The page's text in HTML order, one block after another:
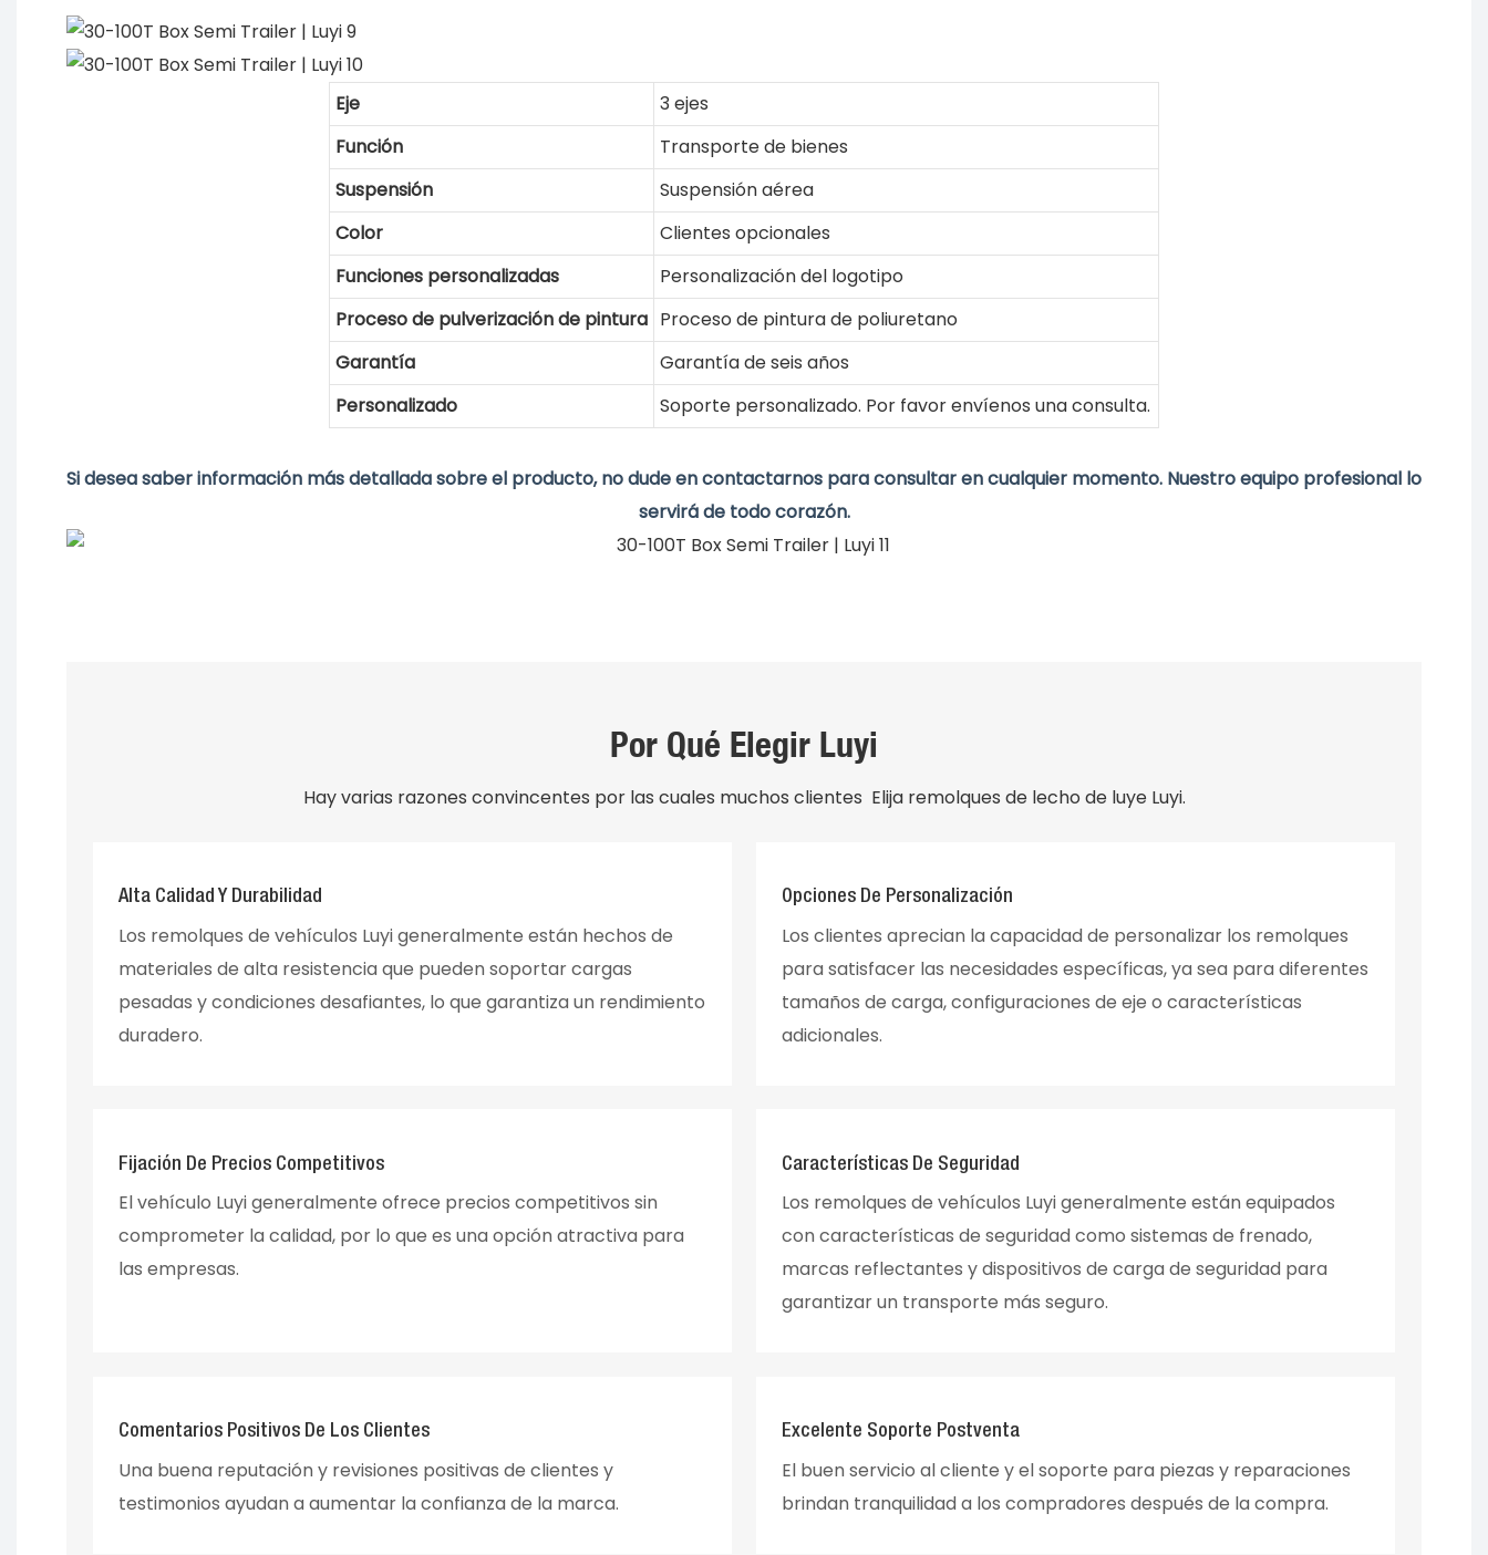
Eje
3 ejes
Función
Transporte de bienes
Suspensión
Suspensión aérea
Color
Clientes opcionales
Funciones personalizadas
Personalización del logotipo
Proceso de pulverización de pintura Proceso de pintura de poliuretano
Garantía
Garantía de seis años
Personalizado
Soporte personalizado. Por favor envíenos una consulta.
Si desea saber información más detallada sobre el producto, no dude en contactarnos para consultar en cualquier momento. Nuestro equipo profesional lo
servirá de todo corazón.
Por Qué Elegir Luyi
Hay varias razones convincentes por las cuales muchos clientes Elija remolques de lecho de luye Luyi.
Alta Calidad Y Durabilidad
Los remolques de vehículos Luyi generalmente están hechos de
materiales de alta resistencia que pueden soportar cargas
pesadas y condiciones desafiantes, lo que garantiza un rendimiento
duradero.
Opciones De Personalización
Los clientes aprecian la capacidad de personalizar los remolques
para satisfacer las necesidades específicas, ya sea para diferentes
tamaños de carga, configuraciones de eje o características
adicionales.
Fijación De Precios Competitivos
El vehículo Luyi generalmente ofrece precios competitivos sin
comprometer la calidad, por lo que es una opción atractiva para
las empresas.
Características De Seguridad
Los remolques de vehículos Luyi generalmente están equipados
con características de seguridad como sistemas de frenado,
marcas reflectantes y dispositivos de carga de seguridad para
garantizar un transporte más seguro.
Comentarios Positivos De Los Clientes
Una buena reputación y revisiones positivas de clientes y
testimonios ayudan a aumentar la confianza de la marca.
Excelente Soporte Postventa
El buen servicio al cliente y el soporte para piezas y reparaciones
brindan tranquilidad a los compradores después de la compra.